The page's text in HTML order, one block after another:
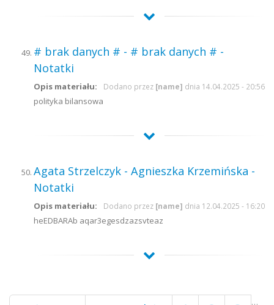
# brak danych # - # brak danych # -
Notatki
Dodano przez [name] dnia 14.04.2025 - 20:56
Opis materiału:
polityka bilansowa
Agata Strzelczyk - Agnieszka Krzemińska -
Notatki
Dodano przez [name] dnia 12.04.2025 - 16:20
Opis materiału:
heEDBARAb aqar3egesdzazsvteaz
Strony …